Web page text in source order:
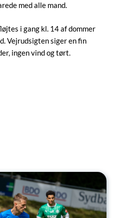
med alle mand.
i gang kl. 14 af dommer
Vejrudsigten siger en fin
ingen vind og tørt.